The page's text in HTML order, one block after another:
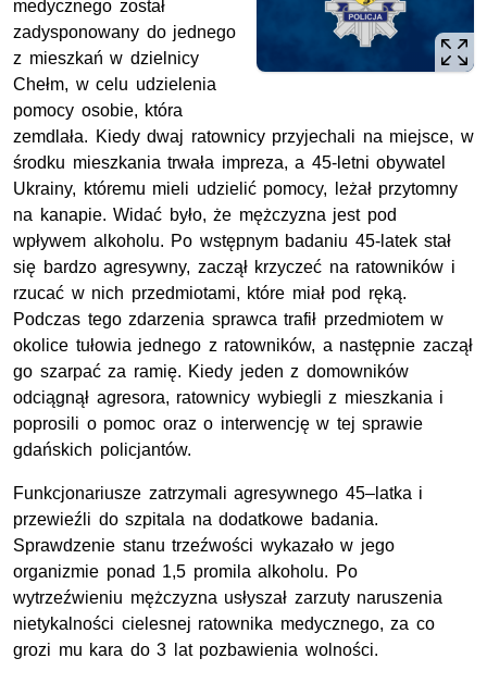
medycznego został
zadysponowany do jednego
z mieszkań w dzielnicy
Chełm, w celu udzielenia
pomocy osobie, która
zemdlała. Kiedy dwaj ratownicy przyjechali na miejsce, w
środku mieszkania trwała impreza, a 45-letni obywatel
Ukrainy, któremu mieli udzielić pomocy, leżał przytomny
na kanapie. Widać było, że mężczyzna jest pod
wpływem alkoholu. Po wstępnym badaniu 45-latek stał
się bardzo agresywny, zaczął krzyczeć na ratowników i
rzucać w nich przedmiotami, które miał pod ręką.
Podczas tego zdarzenia sprawca trafił przedmiotem w
okolice tułowia jednego z ratowników, a następnie zaczął
go szarpać za ramię. Kiedy jeden z domowników
odciągnął agresora, ratownicy wybiegli z mieszkania i
poprosili o pomoc oraz o interwencję w tej sprawie
gdańskich policjantów.
Funkcjonariusze zatrzymali agresywnego 45–latka i
przewieźli do szpitala na dodatkowe badania.
Sprawdzenie stanu trzeźwości wykazało w jego
organizmie ponad 1,5 promila alkoholu. Po
wytrzeźwieniu mężczyzna usłyszał zarzuty naruszenia
nietykalności cielesnej ratownika medycznego, za co
grozi mu kara do 3 lat pozbawienia wolności.